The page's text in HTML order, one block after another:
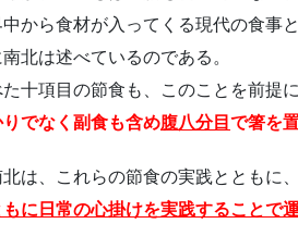
から食材が入ってくる現代の食事
北は述べているのである。
十項目の節食も、このことを前提
でなく副食も含め腹八分目 で箸を
北は、これらの節食の実践とともに
に日常の心掛けを実践することで